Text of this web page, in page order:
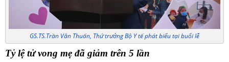
GS.TS.Trần Văn Thuấn, Thứ trưởng Bộ Y tế phát biểu tại buổi lễ
Tỷ lệ tử vong mẹ đã giảm trên 5 lần